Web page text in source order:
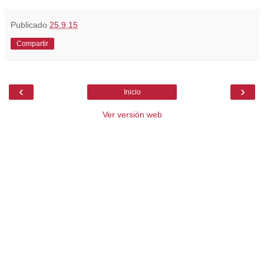
Publicado 25.9.15
Compartir
‹ ›
Inicio
Ver versión web